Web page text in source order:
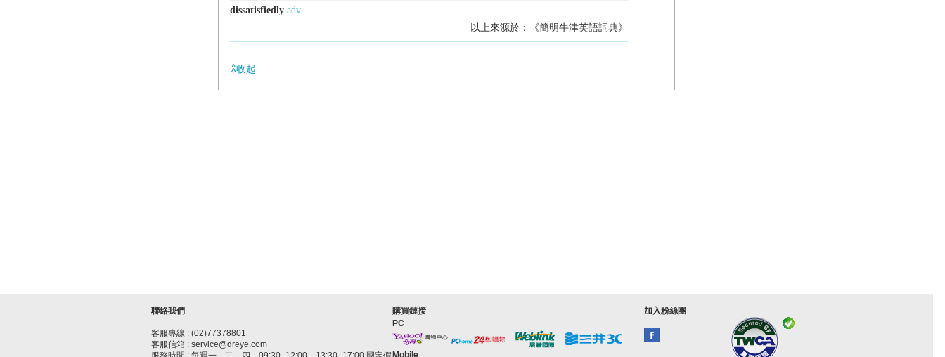
dissatisfiedly adv.
以上來源於：《簡明牛津英語詞典》
收起
聯絡我們
客服專線 : (02)77378801
客服信箱 : service@dreye.com
購買鏈接
PC
Mobile
加入粉絲團